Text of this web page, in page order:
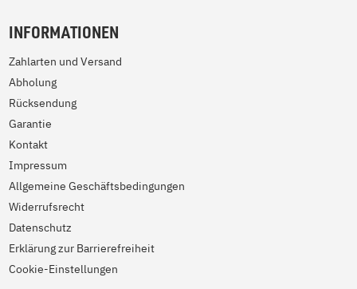
INFORMATIONEN
Zahlarten und Versand
Abholung
Rücksendung
Garantie
Kontakt
Impressum
Allgemeine Geschäftsbedingungen
Widerrufsrecht
Datenschutz
Erklärung zur Barrierefreiheit
Cookie-Einstellungen